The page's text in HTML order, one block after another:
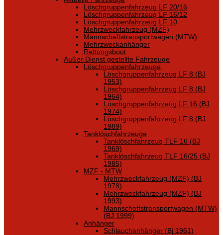
Löschgruppenfahrzeug LF 20/16
Löschgruppenfahrzeug LF 16/12
Löschgruppenfahrzeug LF 10
Mehrzweckfahrzeug (MZF)
Mannschaftstransportwagen (MTW)
Mehrzweckanhänger
Rettungsboot
Außer Dienst gestellte Fahrzeuge
Löschgruppenfahrzeuge
Löschgruppenfahrzeug LF 8 (BJ
1953)
Löschgruppenfahrzeug LF 8 (BJ
1964)
Löschgruppenfahrzeug LF 16 (BJ
1974)
Löschgruppenfahrzeug LF 8 (BJ
1989)
Tanklöschfahrzeuge
Tanklöschfahrzeug TLF 16 (BJ
1969)
Tanklöschfahrzeug TLF 16/25 (BJ
1985)
MZF - MTW
Mehrzweckfahrzeug (MZF) (BJ
1978)
Mehrzweckfahrzeug (MZF) (BJ
1993)
Mannschaftstransportwagen (MTW)
(BJ 1999)
Anhänger
Schlauchanhänger (Bj 1961)